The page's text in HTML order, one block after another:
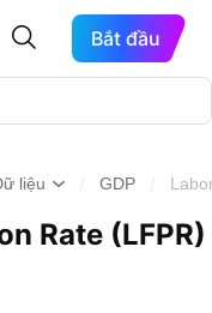
Bắt đầu
liệu GDP
Rate (LFPR)